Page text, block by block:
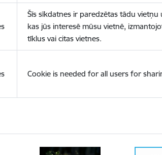
Šīs sīkdatnes ir paredzētas tādu
kas jūs interesē mūsu vietnē,
tīklus vai citas vietnes.
Cookie is needed for all users for